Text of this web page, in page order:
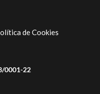
de Cookies
0001-22